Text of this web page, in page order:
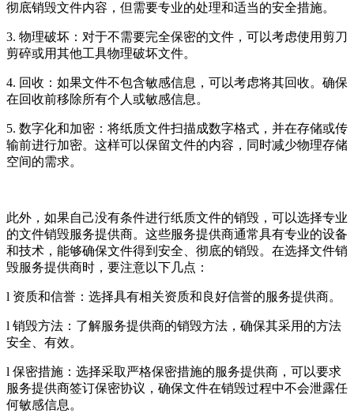
彻底销毁文件内容，但需要专业的处理和适当的安全措施。
3. 物理破坏：对于不需要完全保密的文件，可以考虑使用剪刀
剪碎或用其他工具物理破坏文件。
4. 回收：如果文件不包含敏感信息，可以考虑将其回收。确保
在回收前移除所有个人或敏感信息。
5. 数字化和加密：将纸质文件扫描成数字格式，并在存储或传
输前进行加密。这样可以保留文件的内容，同时减少物理存储
空间的需求。
此外，如果自己没有条件进行纸质文件的销毁，可以选择专业
的文件销毁服务提供商。这些服务提供商通常具有专业的设备
和技术，能够确保文件得到安全、彻底的销毁。在选择文件销
毁服务提供商时，要注意以下几点：
l 资质和信誉：选择具有相关资质和良好信誉的服务提供商。
l 销毁方法：了解服务提供商的销毁方法，确保其采用的方法
安全、有效。
l 保密措施：选择采取严格保密措施的服务提供商，可以要求
服务提供商签订保密协议，确保文件在销毁过程中不会泄露任
何敏感信息。